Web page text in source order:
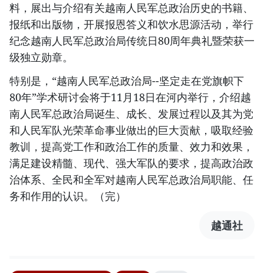
料，展出与介绍有关越南人民军总政治历史的书籍、
报纸和出版物，开展报恩答义和饮水思源活动，举行
纪念越南人民军总政治局传统日80周年典礼暨荣获一
级独立勋章。
特别是，“越南人民军总政治局--坚定走在党旗帜下
80年”学术研讨会将于11月18日在河内举行，介绍越
南人民军总政治局诞生、成长、发展过程以及其为党
和人民军队光荣革命事业做出的巨大贡献，吸取经验
教训，提高党工作和政治工作的质量、效力和效果，
满足建设精髓、现代、强大军队的要求，提高政治政
治体系、全民和全军对越南人民军总政治局职能、任
务和作用的认识。（完）
越通社